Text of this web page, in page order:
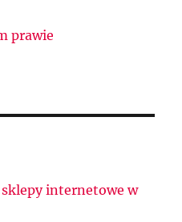
prawie
internetowe w